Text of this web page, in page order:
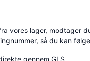
vores lager, modtager
så du kan
gennem GLS